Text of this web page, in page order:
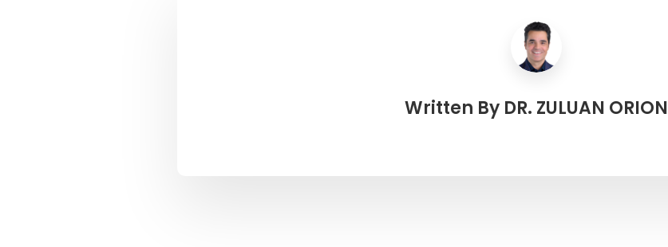
Written By DR. ZULUAN ORION